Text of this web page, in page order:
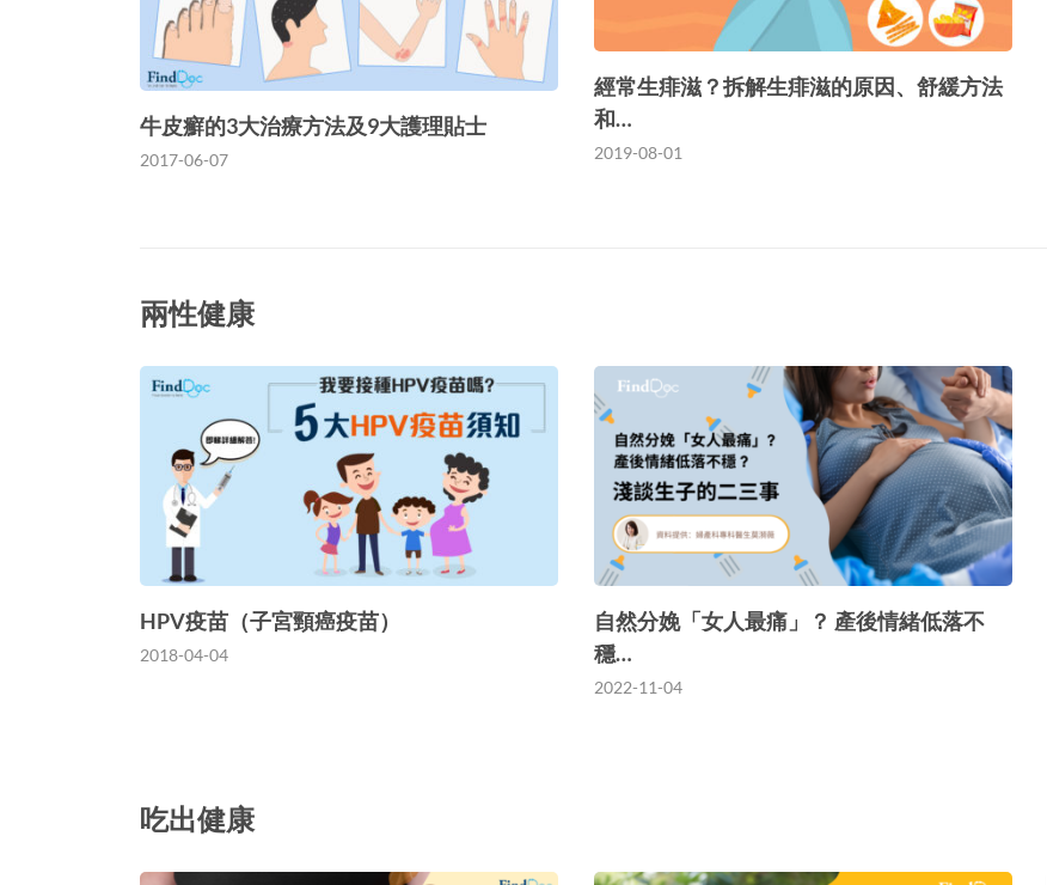
牛皮癬的3大治療方法及9大護理貼士
2017-06-07
經常生痱滋？拆解生痱滋的原因、舒緩方法
和…
2019-08-01
兩性健康
HPV疫苗（子宮頸癌疫苗）
2018-04-04
自然分娩「女人最痛」？ 產後情緒低落不
穩…
2022-11-04
吃出健康